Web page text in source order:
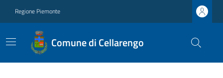
Regione Piemonte
Comune di Cellarengo